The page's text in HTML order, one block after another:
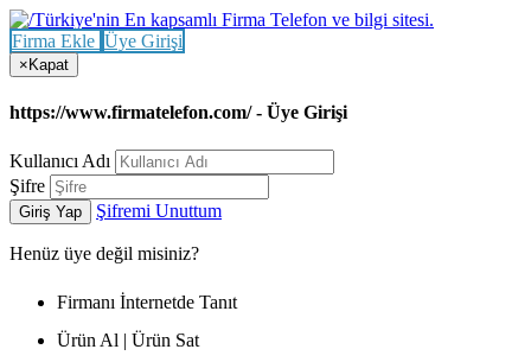
Firma Ekle Üye Girişi
× Kapat
https://www.firmatelefon.com/ - Üye Girişi
Kullanıcı Adı
Şifre
Giriş Yap Şifremi Unuttum
Henüz üye değil misiniz?
Firmanı İnternetde Tanıt
Ürün Al | Ürün Sat